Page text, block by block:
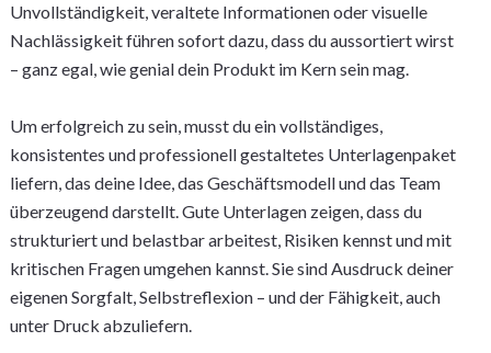
Unvollständigkeit, veraltete Informationen oder visuelle
Nachlässigkeit führen sofort dazu, dass du aussortiert wirst
– ganz egal, wie genial dein Produkt im Kern sein mag.
Um erfolgreich zu sein, musst du ein vollständiges,
konsistentes und professionell gestaltetes Unterlagenpaket
liefern, das deine Idee, das Geschäftsmodell und das Team
überzeugend darstellt. Gute Unterlagen zeigen, dass du
strukturiert und belastbar arbeitest, Risiken kennst und mit
kritischen Fragen umgehen kannst. Sie sind Ausdruck deiner
eigenen Sorgfalt, Selbstreflexion – und der Fähigkeit, auch
unter Druck abzuliefern.